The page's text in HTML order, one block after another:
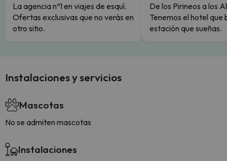
La agencia nº1 en viajes de esquí.
Ofertas exclusivas que no verás en
otro sitio.
De los Pirineos a los
Tenemos el hotel que
estación que sueñas.
Instalaciones y servicios
Mascotas
No se admiten mascotas
Instalaciones